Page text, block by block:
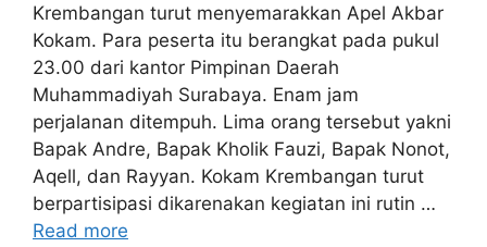
Krembangan turut menyemarakkan Apel Akbar
Kokam. Para peserta itu berangkat pada pukul
23.00 dari kantor Pimpinan Daerah
Muhammadiyah Surabaya. Enam jam
perjalanan ditempuh. Lima orang tersebut yakni
Bapak Andre, Bapak Kholik Fauzi, Bapak Nonot,
Aqell, dan Rayyan. Kokam Krembangan turut
berpartisipasi dikarenakan kegiatan ini rutin …
Read more